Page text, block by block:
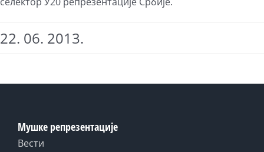
22. 06. 2013.
Мушке репрезентације
Вести